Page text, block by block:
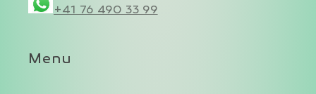
+41 76 490 33 99
Menu